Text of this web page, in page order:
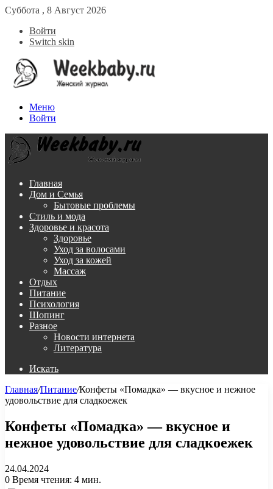
Суббота , 8 Август 2026
Войти
Switch skin
Меню
Войти
Главная
Дом и Семья
Бытовые проблемы
Стиль и мода
Здоровье и красота
Здоровье
Уход за волосами
Уход за кожей
Массаж
Отдых
Питание
Психология
Шопинг
Разное
Новости интернета
Литература
Искать
Главная/Питание/Конфеты «Помадка» — вкусное и нежное
удовольствие для сладкоежек
Конфеты «Помадка» — вкусное и
нежное удовольствие для сладкоежек
24.04.2024
0 Время чтения: 4 мин.